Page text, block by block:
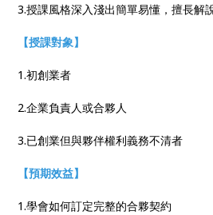
3.授課風格深入淺出簡單易懂，擅長解
【授課對象】
1.初創業者
2.企業負責人或合夥人
3.已創業但與夥伴權利義務不清者
【預期效益】
1.學會如何訂定完整的合夥契約